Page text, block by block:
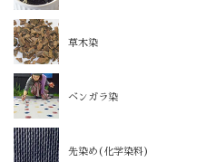
草木染
ベンガラ染
先染め(化学染料)